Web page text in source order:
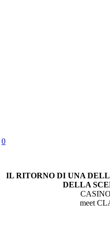
0
IL RITORNO DI UNA
DELLA
meet